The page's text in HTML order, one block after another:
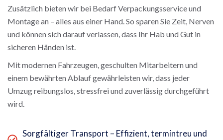
Zusätzlich bieten wir bei Bedarf Verpackungsservice und
Montage an – alles aus einer Hand. So sparen Sie Zeit, Nerven
und können sich darauf verlassen, dass Ihr Hab und Gut in
sicheren Händen ist.
Mit modernen Fahrzeugen, geschulten Mitarbeitern und
einem bewährten Ablauf gewährleisten wir, dass jeder
Umzug reibungslos, stressfrei und zuverlässig durchgeführt
wird.
Sorgfältiger Transport – Effizient, termintreu und